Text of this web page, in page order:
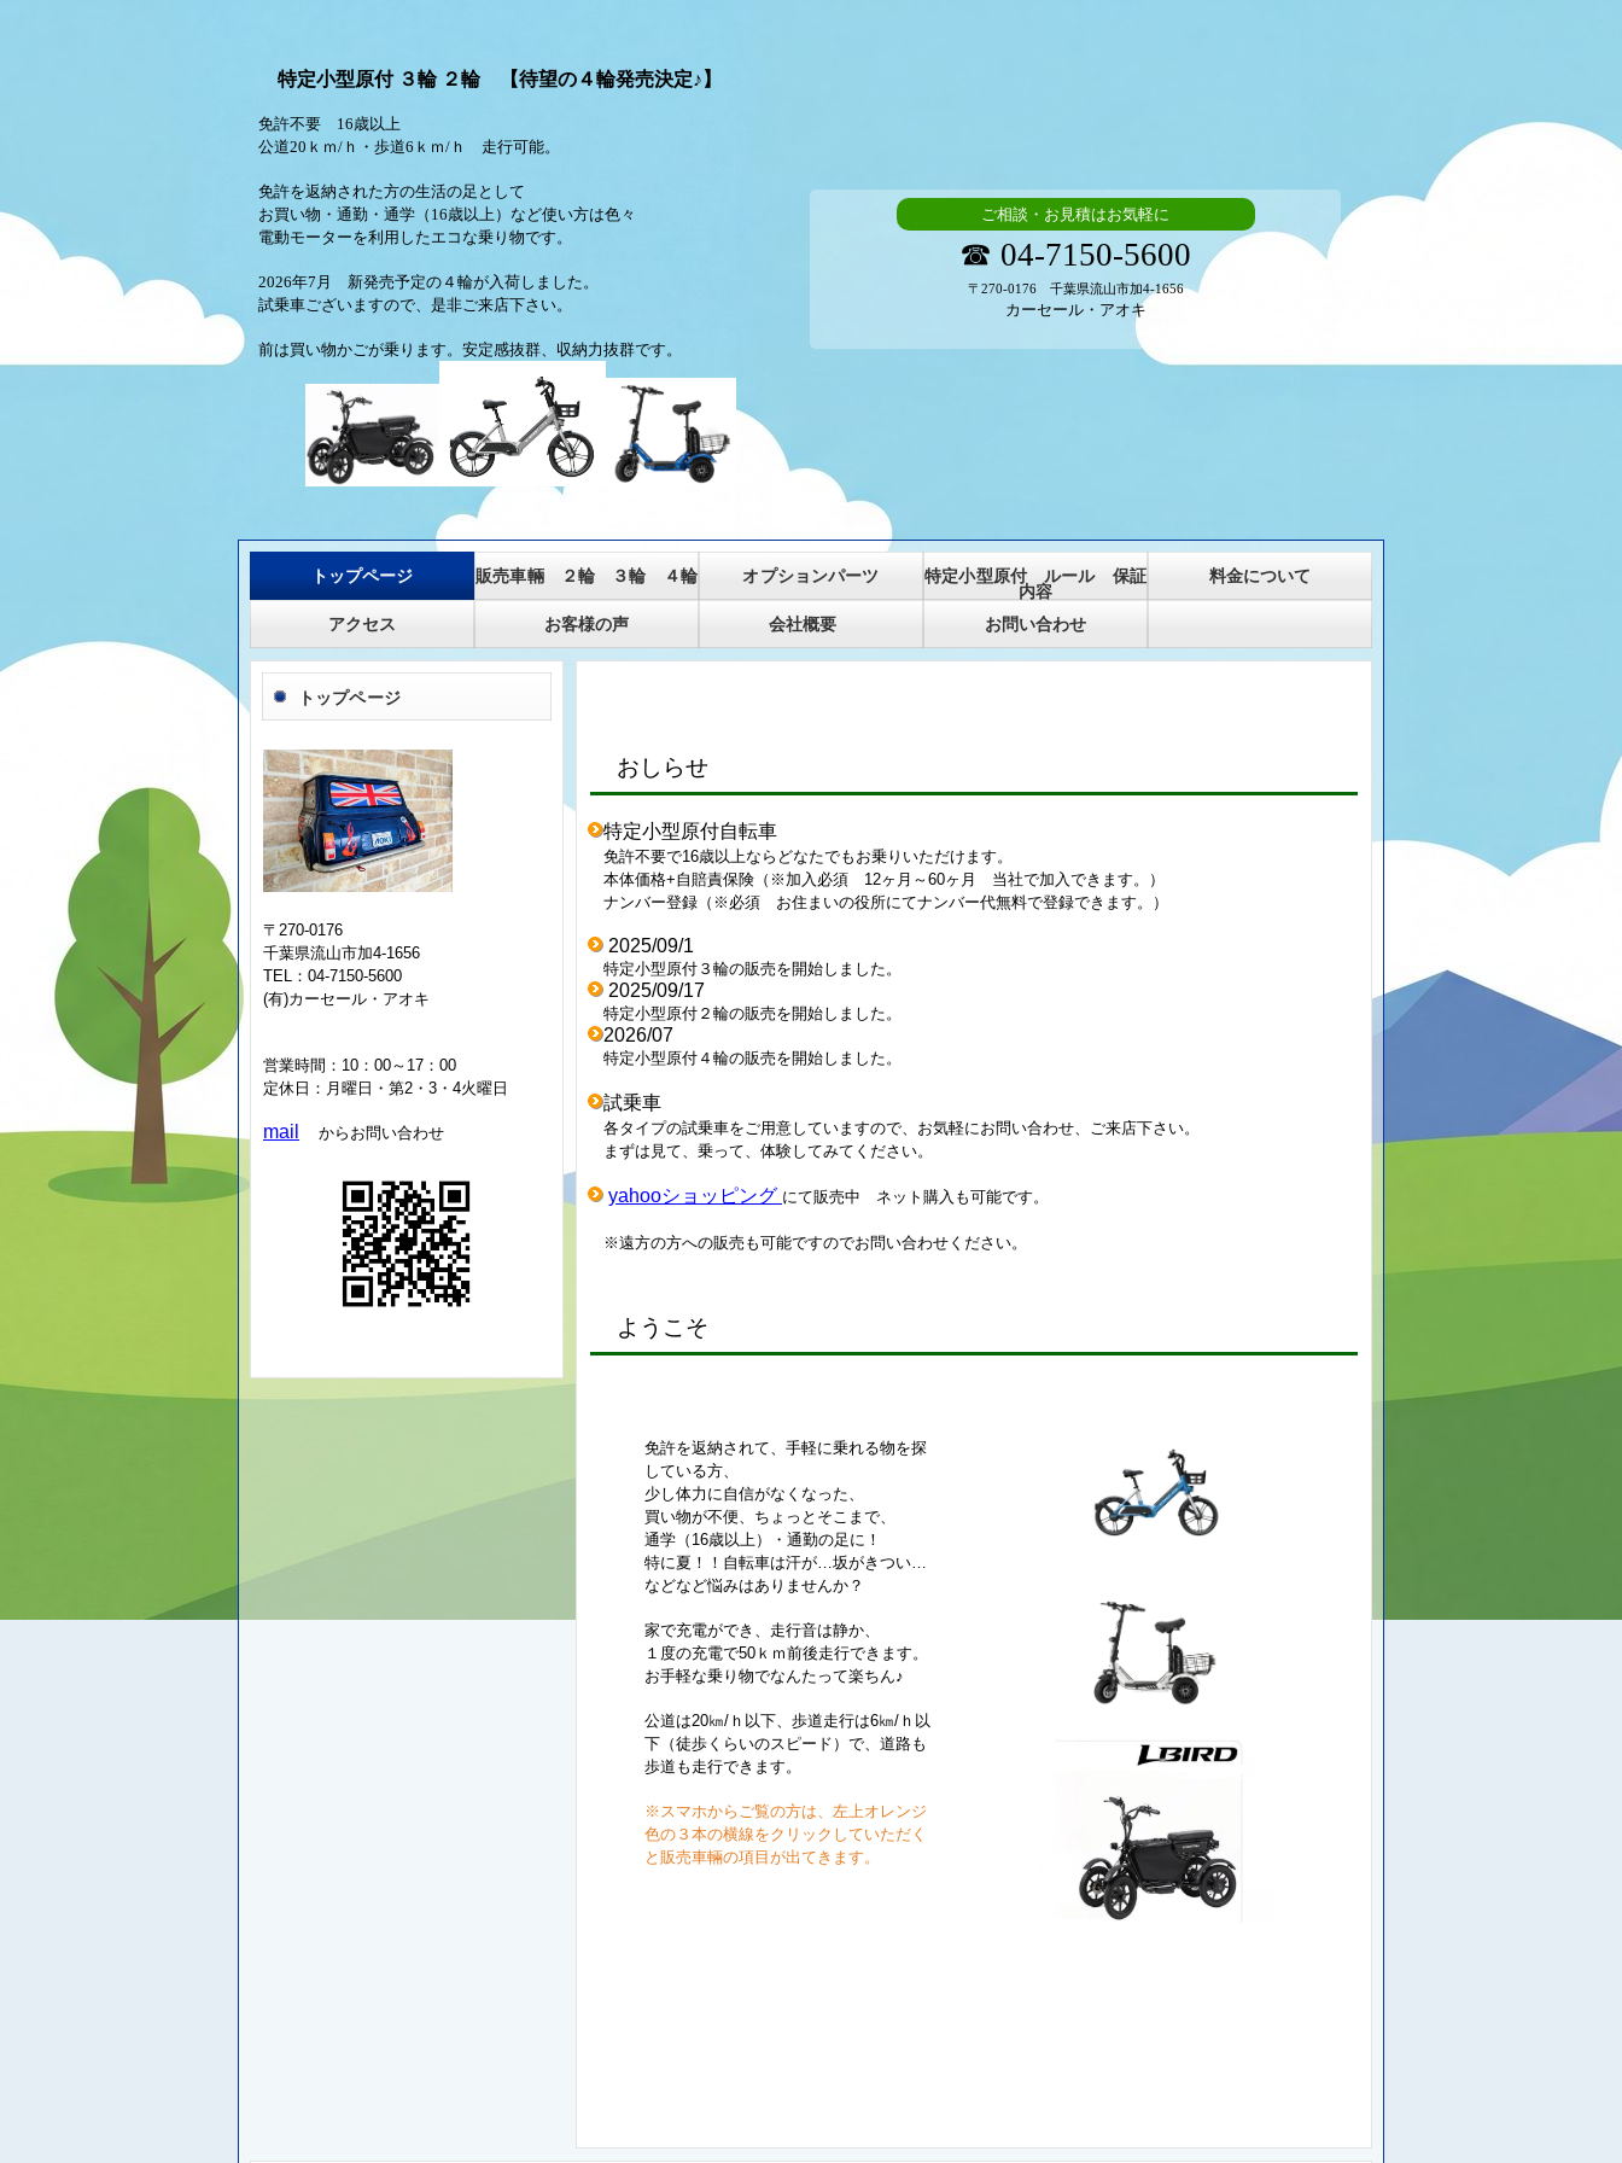
特定小型原付 ３輪 ２輪 【待望の４輪発売決定♪】
免許不要 16歳以上
公道20ｋｍ/ｈ・歩道6ｋｍ/ｈ 走行可能。
免許を返納された方の生活の足として
お買い物・通勤・通学（16歳以上）など使い方は色々
電動モーターを利用したエコな乗り物です。
2026年7月 新発売予定の４輪が入荷しました。
試乗車ございますので、是非ご来店下さい。
前は買い物かごが乗ります。安定感抜群、収納力抜群です。
ご相談・お見積はお気軽に
☎ 04-7150-5600
〒270-0176 千葉県流山市加4-1656
カーセール・アオキ
トップページ 販売車輛 ２輪 ３輪 ４輪 オプションパーツ
特定小型原付 ルール 保証
内容
料金について
アクセス お客様の声 会社概要 お問い合わせ
トップページ
〒270-0176
千葉県流山市加4-1656
TEL：04-7150-5600
(有)カーセール・アオキ
営業時間：10：00～17：00
定休日：月曜日・第2・3・4火曜日
mail からお問い合わせ
おしらせ
特定小型原付自転車
免許不要で16歳以上ならどなたでもお乗りいただけます。
本体価格+自賠責保険（※加入必須 12ヶ月～60ヶ月 当社で加入できます。）
ナンバー登録（※必須 お住まいの役所にてナンバー代無料で登録できます。）
2025/09/1
特定小型原付３輪の販売を開始しました。
2025/09/17
特定小型原付２輪の販売を開始しました。
2026/07
特定小型原付４輪の販売を開始しました。
試乗車
各タイプの試乗車をご用意していますので、お気軽にお問い合わせ、ご来店下さい。
まずは見て、乗って、体験してみてください。
yahooショッピング にて販売中 ネット購入も可能です。
※遠方の方への販売も可能ですのでお問い合わせください。
ようこそ
免許を返納されて、手軽に乗れる物を探
している方、
少し体力に自信がなくなった、
買い物が不便、 ちょっとそこまで、
通学（16歳以上）・通勤の足に！
特に夏！！自転車は汗が…坂がきつい…
などなど悩みはありませんか？
家で充電ができ、走行音は静か、
１度の充電で50ｋｍ前後走行できます。
お手軽な乗り物でなんたって楽ちん♪
公道は20㎞/ｈ以下、歩道走行は6㎞/ｈ以
下（徒歩くらいのスピード）で、道路も
歩道も走行できます。
※スマホからご覧の方は、 左上オレンジ
色の３本の横線をクリックしていただく
と販売車輛の項目が出てきます。